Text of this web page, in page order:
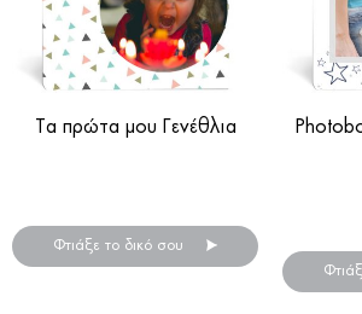
Τα πρώτα μου Γενέθλια
Φτιάξε το δικό σου